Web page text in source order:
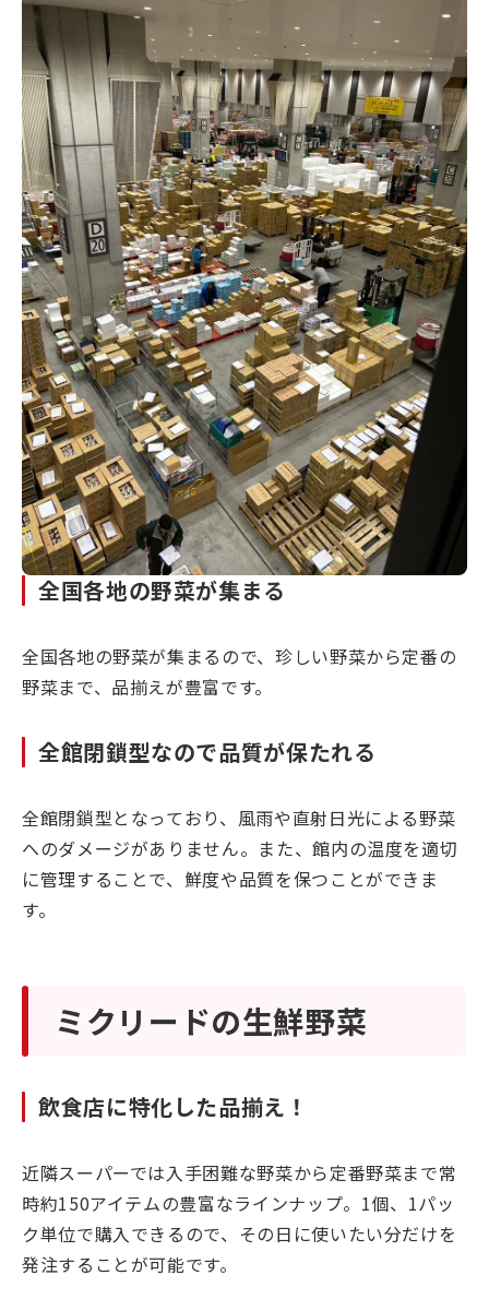
全国各地の野菜が集まる
全国各地の野菜が集まるので、珍しい野菜から定番の
野菜まで、品揃えが豊富です。
全館閉鎖型なので品質が保たれる
全館閉鎖型となっており、風雨や直射日光による野菜
へのダメージがありません。また、館内の温度を適切
に管理することで、鮮度や品質を保つことができま
す。
ミクリードの生鮮野菜
飲食店に特化した品揃え！
近隣スーパーでは入手困難な野菜から定番野菜まで常
時約150アイテムの豊富なラインナップ。1個、1パッ
ク単位で購入できるので、その日に使いたい分だけを
発注することが可能です。